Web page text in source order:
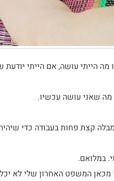
מה הייתי עושה, אם הייתי
מה שאני עושה עכשיו.
קצת פחות בעבודה כדי
במלואם.
המשפט האחרון שלי לא